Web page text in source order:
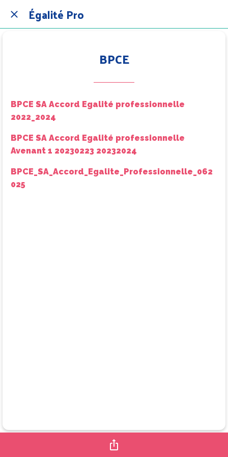
Égalité Pro
BPCE
BPCE SA Accord Egalité professionnelle
2022_2024
BPCE SA Accord Egalité professionnelle
Avenant 1 20230223 20232024
BPCE_SA_Accord_Egalite_Professionnelle_062
025